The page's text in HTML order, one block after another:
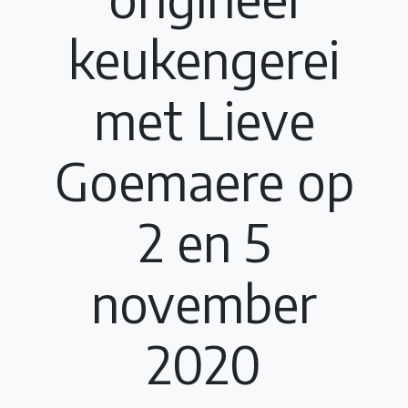
keukengerei
met Lieve
Goemaere op
2 en 5
november
2020